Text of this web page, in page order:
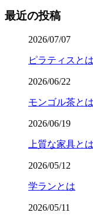
最近の投稿
2026/07/07
ピラティスと
2026/06/22
モンゴル茶とは
2026/06/19
上質な家具とは
2026/05/12
学ランとは
2026/05/11